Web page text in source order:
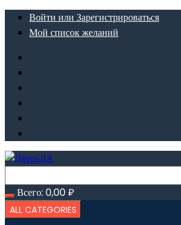
ПерейтиВойти или Зарегистрироваться
Мой список желаний
Всего: 0,00₽
ALL CATEGORIES